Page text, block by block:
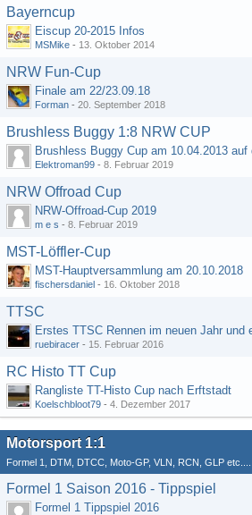
Bayerncup
Eiscup 20-2015 Infos
MSMike - 13. Oktober 2014
NRW Fun-Cup
Finale am 22/23.09.18
Forman - 20. September 2018
Brushless Buggy 1:8 NRW CUP
Elektroman99 - 8. Februar 2019
NRW Offroad Cup
NRW-Offroad-Cup 2019
m e s - 8. Februar 2019
MST-Löffler-Cup
MST-Hauptversammlung am 20.10.2018
fischersdaniel - 16. Oktober 2018
TTSC
ruebiracer - 15. Februar 2016
RC Histo TT Cup
Rangliste TT-Histo Cup nach Erftstadt
Koelschbloot79 - 4. Dezember 2017
Motorsport 1:1
Formel 1, DTM, DTCC, Moto-GP, VLN, RCN, GLP etc......
Formel 1 Saison 2016 - Tippspiel
Formel 1 Tippspiel 2016